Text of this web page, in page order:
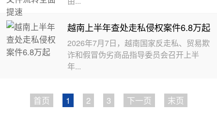
越南上半年查处走私侵权案件6.8万起
2026年7月7日，越南国家反走私、贸易欺
诈和假冒伪劣商品指导委员会召开上半
年...
首页 1 2 3 下一页 末页